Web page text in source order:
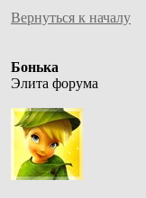
Вернуться к началу
Бонька
Элита форума